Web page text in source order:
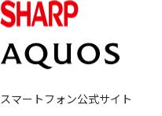
スマートフォン公式サイト